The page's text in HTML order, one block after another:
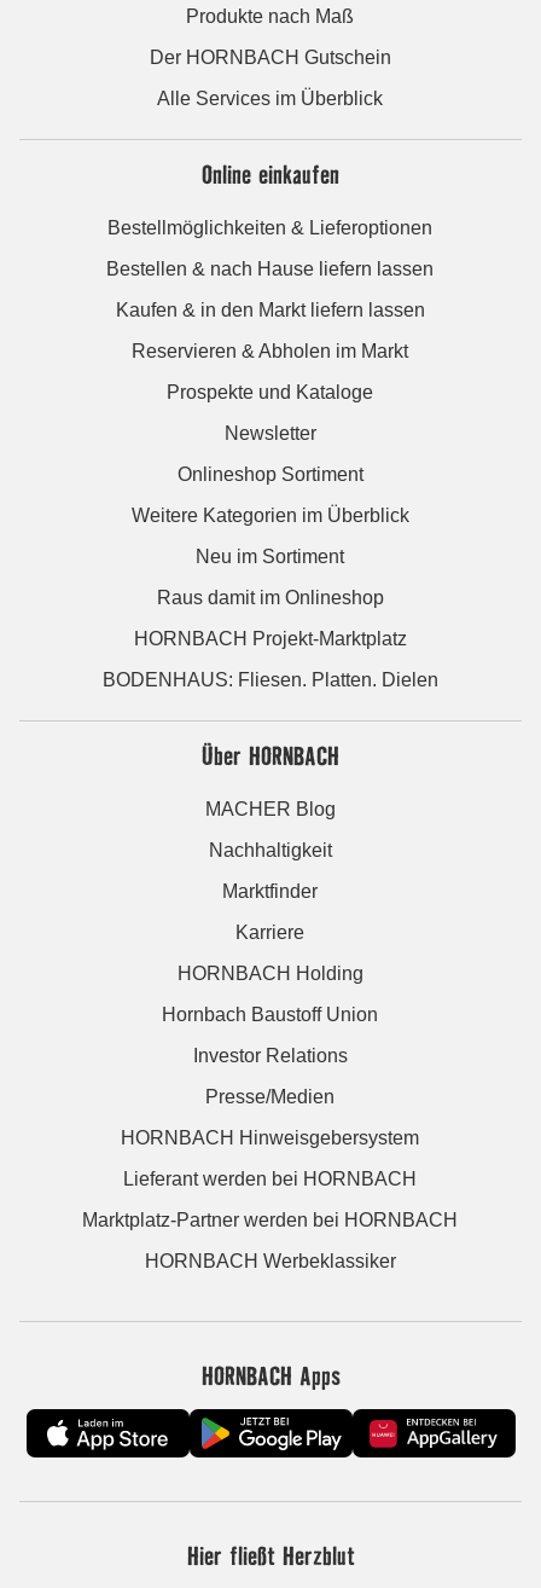
Produkte nach Maß
Der HORNBACH Gutschein
Alle Services im Überblick
Online einkaufen
Bestellmöglichkeiten & Lieferoptionen
Bestellen & nach Hause liefern lassen
Kaufen & in den Markt liefern lassen
Reservieren & Abholen im Markt
Prospekte und Kataloge
Newsletter
Onlineshop Sortiment
Weitere Kategorien im Überblick
Neu im Sortiment
Raus damit im Onlineshop
HORNBACH Projekt-Marktplatz
BODENHAUS: Fliesen. Platten. Dielen
Über HORNBACH
MACHER Blog
Nachhaltigkeit
Marktfinder
Karriere
HORNBACH Holding
Hornbach Baustoff Union
Investor Relations
Presse/Medien
HORNBACH Hinweisgebersystem
Lieferant werden bei HORNBACH
Marktplatz-Partner werden bei HORNBACH
HORNBACH Werbeklassiker
HORNBACH Apps
Hier fließt Herzblut